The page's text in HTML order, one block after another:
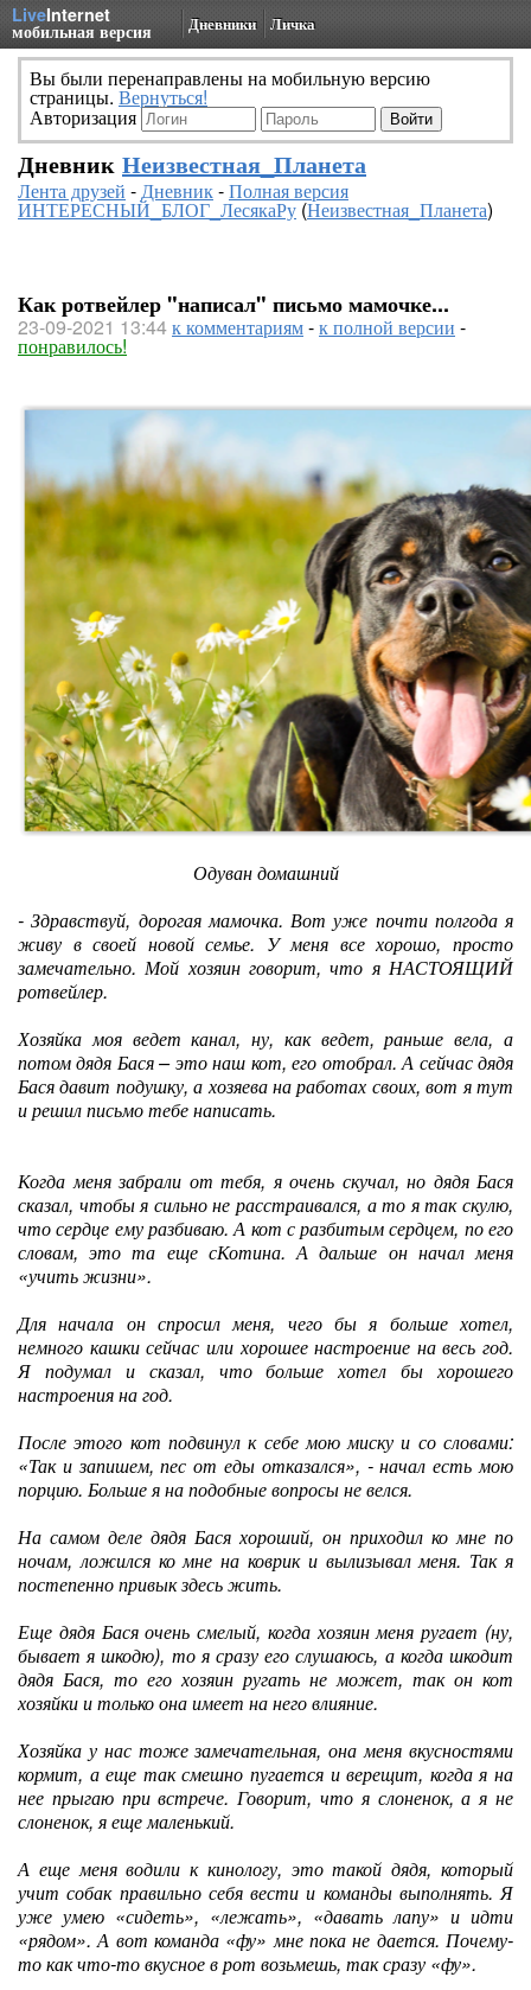
LiveInternet
мобильная версия Дневники Личка
Вы были перенаправлены на мобильную версию
страницы. Вернуться!
Авторизация
Дневник Неизвестная_Планета
Лента друзей -Дневник-Полная версия
ИНТЕРЕСНЫЙ_БЛОГ_ЛесякаРу(Неизвестная_Планета)
Как ротвейлер "написал" письмо мамочке...
23-09-2021 13:44к комментариям-к полной версии -
понравилось!
Одуван домашний
- Здравствуй, дорогая мамочка. Вот уже почти полгода я
живу в своей новой семье. У меня все хорошо, просто
замечательно. Мой хозяин говорит, что я НАСТОЯЩИЙ
ротвейлер.
Хозяйка моя ведет канал, ну, как ведет, раньше вела, а
потом дядя Бася – это наш кот, его отобрал. А сейчас дядя
Бася давит подушку, а хозяева на работах своих, вот я тут
и решил письмо тебе написать.
Когда меня забрали от тебя, я очень скучал, но дядя Бася
сказал, чтобы я сильно не расстраивался, а то я так скулю,
что сердце ему разбиваю. А кот с разбитым сердцем, по его
словам, это та еще сКотина. А дальше он начал меня
«учить жизни».
Для начала он спросил меня, чего бы я больше хотел,
немного кашки сейчас или хорошее настроение на весь год.
Я подумал и сказал, что больше хотел бы хорошего
настроения на год.
После этого кот подвинул к себе мою миску и со словами:
«Так и запишем, пес от еды отказался», - начал есть мою
порцию. Больше я на подобные вопросы не велся.
На самом деле дядя Бася хороший, он приходил ко мне по
ночам, ложился ко мне на коврик и вылизывал меня. Так я
постепенно привык здесь жить.
Еще дядя Бася очень смелый, когда хозяин меня ругает (ну,
бывает я шкодю), то я сразу его слушаюсь, а когда шкодит
дядя Бася, то его хозяин ругать не может, так он кот
хозяйки и только она имеет на него влияние.
Хозяйка у нас тоже замечательная, она меня вкусностями
кормит, а еще так смешно пугается и верещит, когда я на
нее прыгаю при встрече. Говорит, что я слоненок, а я не
слоненок, я еще маленький.
А еще меня водили к кинологу, это такой дядя, который
учит собак правильно себя вести и команды выполнять. Я
уже умею «сидеть», «лежать», «давать лапу» и идти
«рядом». А вот команда «фу» мне пока не дается. Почему-
то как что-то вкусное в рот возьмешь, так сразу «фу».